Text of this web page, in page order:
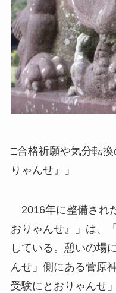
□合格祈願や気分転
りゃんせ』」
2016年に整備され
おりゃんせ』」は、
している。憩いの場
んせ」側にある菅原
受験にとおりゃんせ